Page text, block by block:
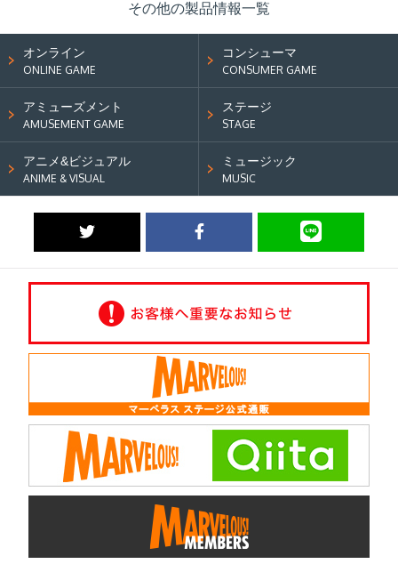
その他の製品情報一覧
オンライン
ONLINE GAME
コンシューマ
CONSUMER GAME
アミューズメント
AMUSEMENT GAME
ステージ
STAGE
アニメ&ビジュアル
ANIME & VISUAL
ミュージック
MUSIC